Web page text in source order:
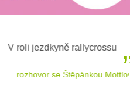
V roli jezdkyně rallycrossu
rozhovor se Štěpánkou Mottlovou